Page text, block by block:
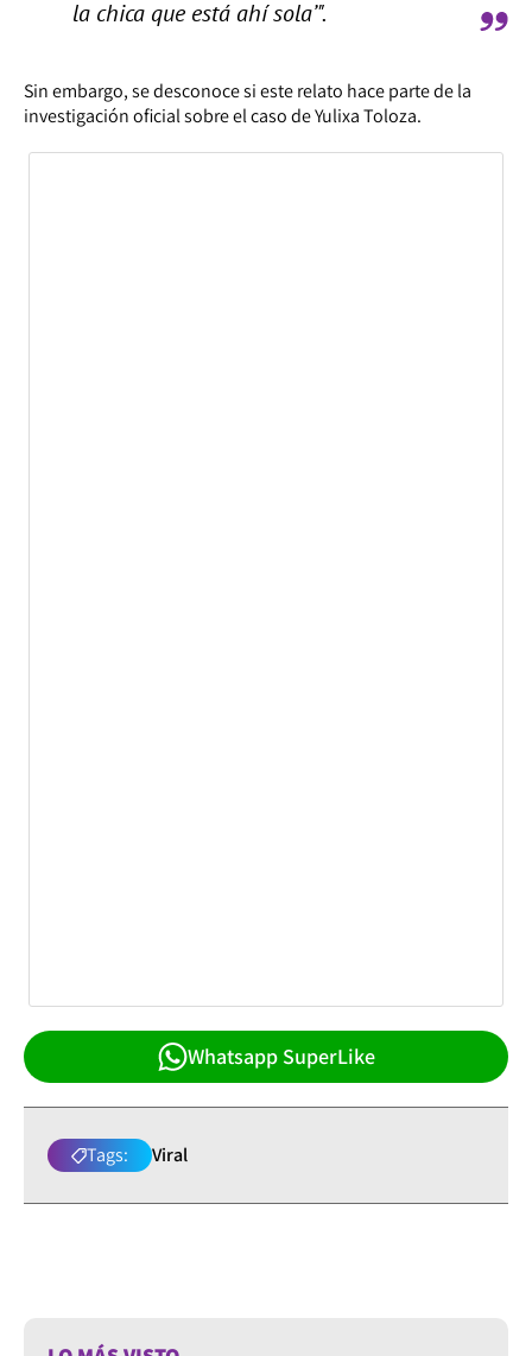
la chica que está ahí sola’".
Sin embargo, se desconoce si este relato hace parte de la
investigación oficial sobre el caso de Yulixa Toloza.
Whatsapp SuperLike
Tags: Viral